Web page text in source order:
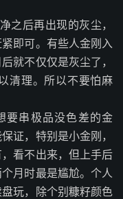
后再出现的灰尘，
即可。有些人金刚入
就不仅仅是灰尘了，
清理。所以不要怕麻
串极品没色差的金
证，特别是小金刚，
看不出来，但上手后
月时最是尴尬。个人
玩，除个别糠籽颜色